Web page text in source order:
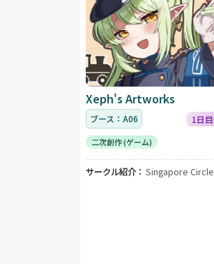
Xeph's Artworks
ブース：A06 1日目
二次創作 (ゲーム)
サークル紹介： Singapore Circle